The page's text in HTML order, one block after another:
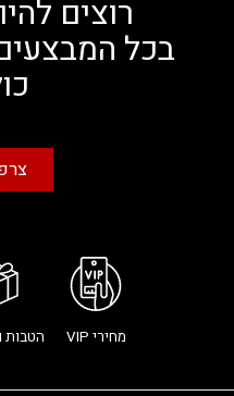
רוצים
בכל
מחירי VIP הטבות